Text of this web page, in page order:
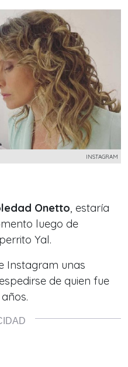
INSTAGRAM
Onetto, estaría
luego de
Yal.
Instagram unas
de quien fue